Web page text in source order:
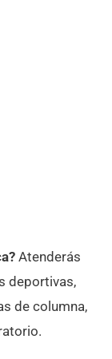
Atenderás
deportivas,
de columna,